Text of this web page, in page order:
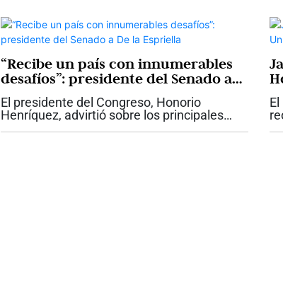
“Recibe un país con innumerables
desafíos”: presidente del Senado a
De la Espriella
El presidente del Congreso, Honorio
Henríquez, advirtió sobre los principales